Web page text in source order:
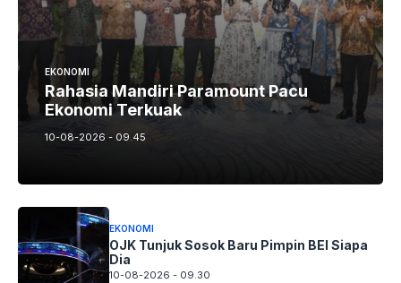
EKONOMI
Rahasia Mandiri Paramount Pacu
Ekonomi Terkuak
10-08-2026 - 09.45
EKONOMI
OJK Tunjuk Sosok Baru Pimpin BEI Siapa
Dia
10-08-2026 - 09.30